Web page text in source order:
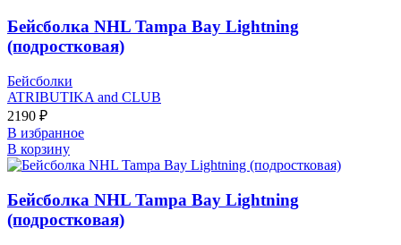
Бейсболка NHL Tampa Bay Lightning
(подростковая)
Бейсболки
ATRIBUTIKA and CLUB
2190 ₽
В избранное
В корзину
Бейсболка NHL Tampa Bay Lightning
(подростковая)